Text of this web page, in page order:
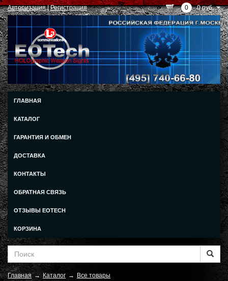
Авторизация|Регистрация 0 0 руб.
ГЛАВНАЯ
КАТАЛОГ
ГАРАНТИЯ И ОБМЕН
ДОСТАВКА
КОНТАКТЫ
ОБРАТНАЯ СВЯЗЬ
ОТЗЫВЫ EOTECH
КОРЗИНА
Главная → Каталог → Все товары